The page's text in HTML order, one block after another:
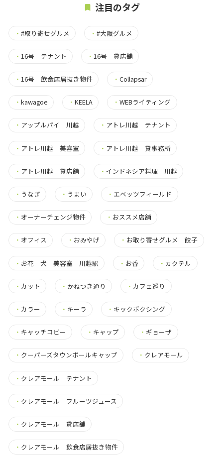
注目のタグ
・ #取り寄せグルメ ・#大阪グルメ
・ 16号 テナント ・16号 貸店舗
・ 16号 飲食店居抜き物件 ・Collapsar
・ kawagoe ・KEELA ・WEBライティング
・ アップルパイ 川越 ・ アトレ川越 テナント
・ アトレ川越 美容室 ・ アトレ川越 貸事務所
・ アトレ川越 貸店舗 ・ インドネシア料理 川越
・ うなぎ ・ うまい ・ エベッツフィールド
・ オーナーチェンジ物件 ・ おススメ店舗
・ オフィス ・ おみやげ ・ お取り寄せグルメ 餃子
・ お花 犬 美容室 川越駅 ・ お香 ・ カクテル
・ カット ・ かねつき通り ・ カフェ巡り
・ カラー ・ キーラ ・ キックボクシング
・ キャッチコピー ・ キャップ ・ ギョーザ
・ クーパーズタウンボールキャップ ・ クレアモール
・ クレアモール テナント
・ クレアモール フルーツジュース
・ クレアモール 貸店舗
・ クレアモール 飲食店居抜き物件